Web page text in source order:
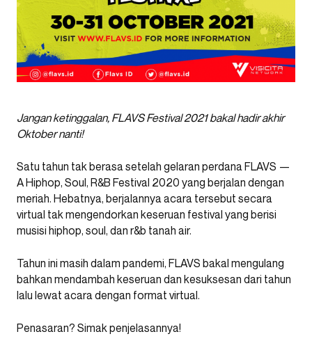
Jangan ketinggalan, FLAVS Festival 2021 bakal hadir akhir
Oktober nanti!
Satu tahun tak berasa setelah gelaran perdana FLAVS —
A Hiphop, Soul, R&B Festival 2020 yang berjalan dengan
meriah. Hebatnya, berjalannya acara tersebut secara
virtual tak mengendorkan keseruan festival yang berisi
musisi hiphop, soul, dan r&b tanah air.
Tahun ini masih dalam pandemi, FLAVS bakal mengulang
bahkan mendambah keseruan dan kesuksesan dari tahun
lalu lewat acara dengan format virtual.
Penasaran? Simak penjelasannya!